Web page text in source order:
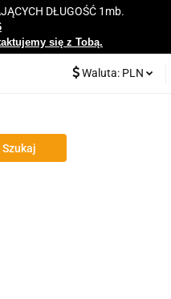
DŁUGOŚĆ 1mb.
się z Tobą.
Waluta: PLN